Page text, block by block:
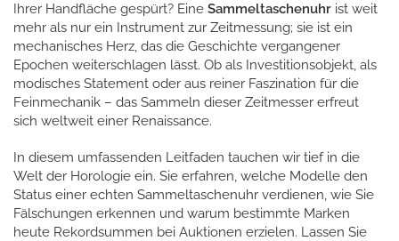
Ihrer Handfläche gespürt? Eine Sammeltaschenuhr ist weit
mehr als nur ein Instrument zur Zeitmessung; sie ist ein
mechanisches Herz, das die Geschichte vergangener
Epochen weiterschlagen lässt. Ob als Investitionsobjekt, als
modisches Statement oder aus reiner Faszination für die
Feinmechanik – das Sammeln dieser Zeitmesser erfreut
sich weltweit einer Renaissance.
In diesem umfassenden Leitfaden tauchen wir tief in die
Welt der Horologie ein. Sie erfahren, welche Modelle den
Status einer echten Sammeltaschenuhr verdienen, wie Sie
Fälschungen erkennen und warum bestimmte Marken
heute Rekordsummen bei Auktionen erzielen. Lassen Sie